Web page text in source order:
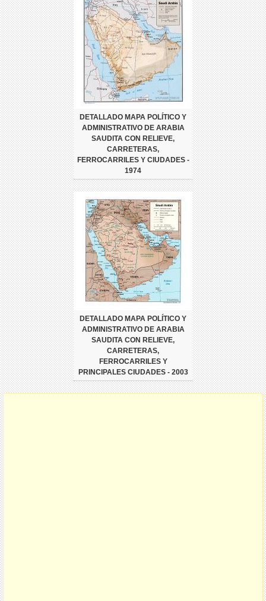
DETALLADO MAPA POLÍTICO Y
ADMINISTRATIVO DE ARABIA
SAUDITA CON RELIEVE,
CARRETERAS,
FERROCARRILES Y CIUDADES -
1974
DETALLADO MAPA POLÍTICO Y
ADMINISTRATIVO DE ARABIA
SAUDITA CON RELIEVE,
CARRETERAS,
FERROCARRILES Y
PRINCIPALES CIUDADES - 2003